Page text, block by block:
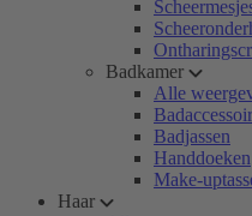
Badkamer
Alle
Badjassen
Handdoeken
Make-
Haar